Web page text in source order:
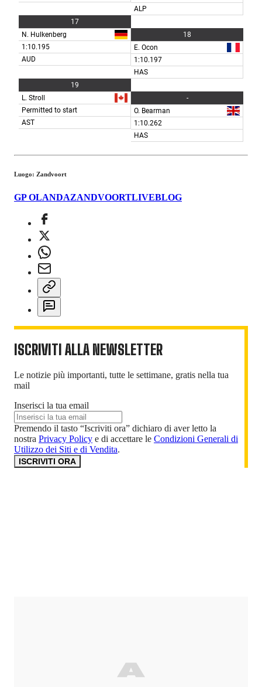
Luogo: Zandvoort
GP OLANDAZANDVOORTLIVEBLOG
ISCRIVITI ALLA NEWSLETTER
Le notizie più importanti, tutte le settimane, gratis nella tua
mail
Inserisci la tua email
Premendo il tasto “Iscriviti ora” dichiaro di aver letto la
nostra Privacy Policy e di accettare le Condizioni Generali di
Utilizzo dei Siti e di Vendita.
ISCRIVITI ORA